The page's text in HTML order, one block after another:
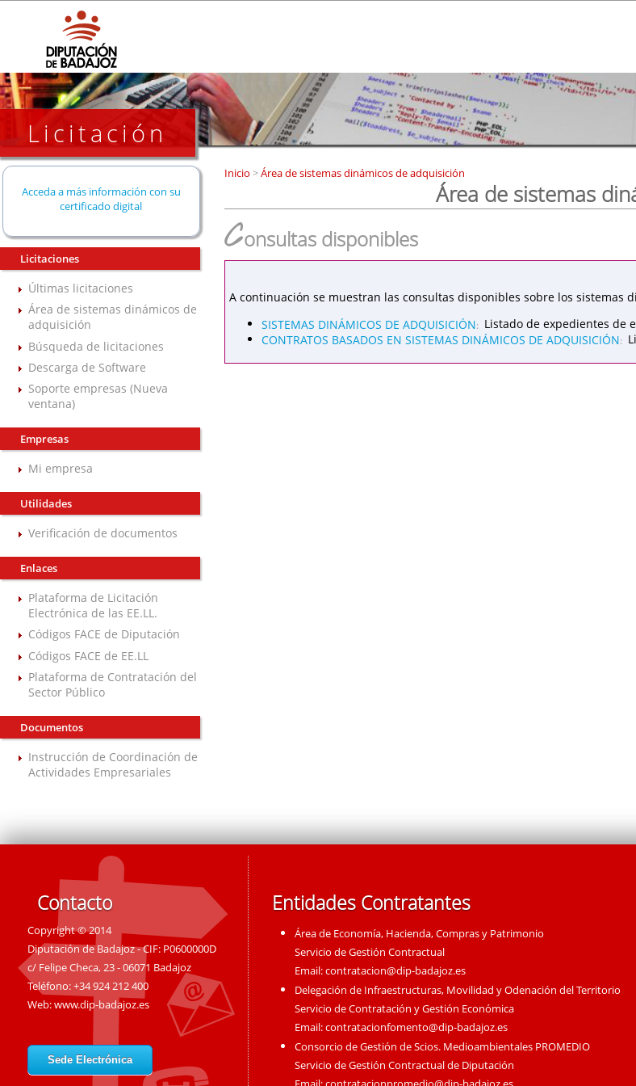
Licitación
Acceda a más información con su
certificado digital
Licitaciones
Últimas licitaciones
Área de sistemas dinámicos de
adquisición
Búsqueda de licitaciones
Descarga de Software
Soporte empresas (Nueva
ventana)
Empresas
Mi empresa
Utilidades
Verificación de documentos
Enlaces
Plataforma de Licitación
Electrónica de las EE.LL.
Códigos FACE de Diputación
Códigos FACE de EE.LL
Plataforma de Contratación del
Sector Público
Documentos
Instrucción de Coordinación de
Actividades Empresariales
Inicio >Área de sistemas dinámicos de adquisición
Área de sistemas
Consultas disponibles
A continuación se muestran las consultas disponibles sobre los sistemas
SISTEMAS DINÁMICOS DE ADQUISICIÓN: Listado de expedientes de
CONTRATOS BASADOS EN SISTEMAS DINÁMICOS DE ADQUISICIÓN:
Contacto
Copyright © 2014
Diputación de Badajoz - CIF: P0600000D
c/ Felipe Checa, 23 - 06071 Badajoz
Teléfono: +34 924 212 400
Web:www.dip-badajoz.es
Sede Electrónica
Entidades Contratantes
Área de Economía, Hacienda, Compras y Patrimonio
Servicio de Gestión Contractual
Email:contratacion@dip-badajoz.es
Delegación de Infraestructuras, Movilidad y Odenación del Territorio
Servicio de Contratación y Gestión Económica
Email:contratacionfomento@dip-badajoz.es
Consorcio de Gestión de Scios. Medioambientales PROMEDIO
Servicio de Gestión Contractual de Diputación